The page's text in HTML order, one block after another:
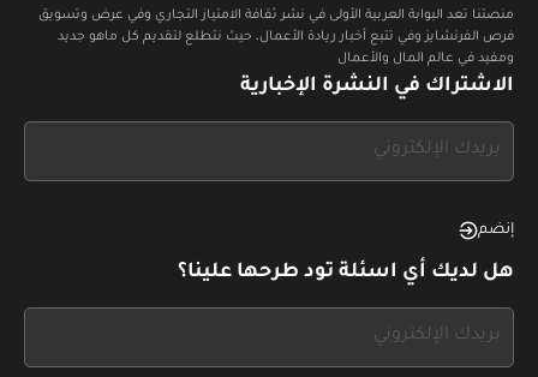
منصتنا تعد البوابة العربية الأولى في نشر ثقافة الامتياز التجاري وفي عرض وتسويق
فرص الفرنشايز وفي تتبع أخبار ريادة الأعمال، حيث نتطلع لتقديم كل ماهو جديد
ومفيد في عالم المال والأعمال
الاشتراك في النشرة الإخبارية
this,
this
form
field
إنضم
هل لديك أي اسئلة تود طرحها علينا؟